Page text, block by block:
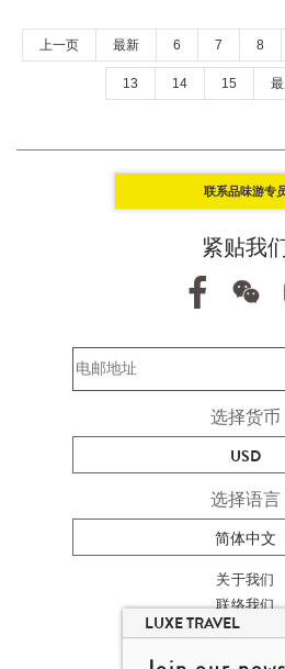
上一页 最新 6 7 8
13 14 15
联系品味游专
紧贴我
选择货币
USD
选择语言
简体中文
关于我们
联络我们
加入我们
高端旅游网站
LUXE TRAVEL